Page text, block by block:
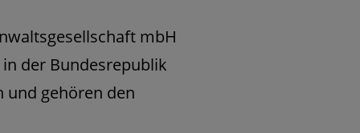
mbH
der Bundesrepublik
und gehören den